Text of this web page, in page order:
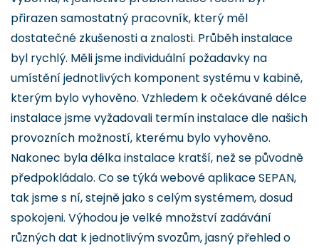
přirazen samostatný pracovník, který měl
dostatečné zkušenosti a znalosti. Průběh instalace
byl rychlý. Měli jsme individuální požadavky na
umístění jednotlivých komponent systému v kabině,
kterým bylo vyhověno. Vzhledem k očekávané délce
instalace jsme vyžadovali termín instalace dle našich
provozních možností, kterému bylo vyhověno.
Nakonec byla délka instalace kratší, než se původně
předpokládalo. Co se týká webové aplikace SEPAN,
tak jsme s ní, stejně jako s celým systémem, dosud
spokojeni. Výhodou je velké množství zadávání
různých dat k jednotlivým svozům, jasný přehled o